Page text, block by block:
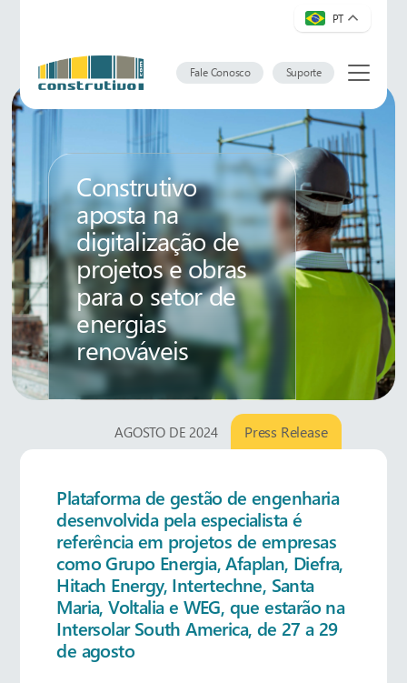
PT
Fale Conosco Suporte
Construtivo
aposta na
digitalização de
projetos e obras
para o setor de
energias
renováveis
AGOSTO DE 2024 Press Release
Plataforma de gestão de engenharia
desenvolvida pela especialista é
referência em projetos de empresas
como Grupo Energia, Afaplan, Diefra,
Hitach Energy, Intertechne, Santa
Maria, Voltalia e WEG, que estarão na
Intersolar South America, de 27 a 29
de agosto